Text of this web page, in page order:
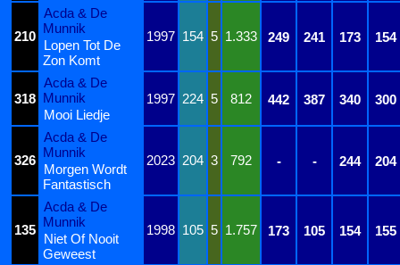
210
Acda & De
Munnik
1997 154 5 1.333 249 241 173 154
Lopen Tot De
Zon Komt
318
Acda & De
Munnik
1997 224 5 812 442 387 340
300
Mooi Liedje
326
Acda & De
Munnik
2023 204 3 792 - - 244 204
Morgen Wordt
Fantastisch
135
Acda & De
Munnik
1998 105 5 1.757 173 105 154 155
Niet Of Nooit
Geweest